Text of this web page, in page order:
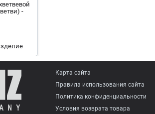
-
Карта сайта
Правила использования сайта
Политика конфиденциальности
Условия возврата товарa